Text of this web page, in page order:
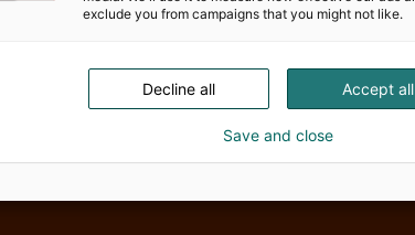
exclude you from campaigns that you might not like.
Accept all
Decline all
Save and close